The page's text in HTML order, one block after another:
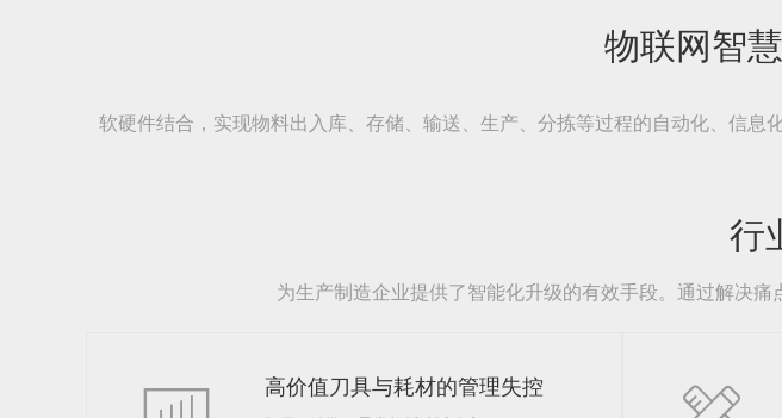
物联网智
软硬件结合，实现物料出入库、存储、输送、生产、分拣等过程的自动化、信息
行
为生产制造企业提供了智能化升级的有效手段。通过解决
高价值刀具与耗材的管理失控